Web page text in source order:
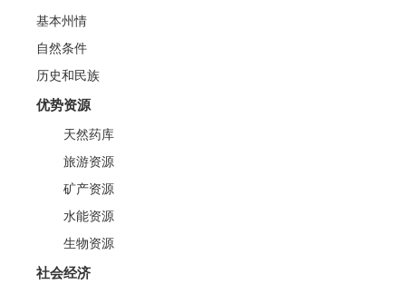
基本州情
自然条件
历史和民族
优势资源
天然药库
旅游资源
矿产资源
水能资源
生物资源
社会经济